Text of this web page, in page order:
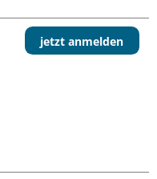
jetzt anmelden